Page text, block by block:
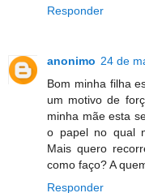
Responder
anonimo 24 de
Bom minha filha
um motivo de
minha mãe esta
o papel no qual
Mais quero
como faço? A
Responder